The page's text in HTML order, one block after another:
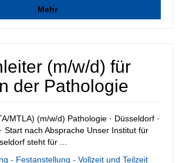
Mehr
(m/w/d) für
der Pathologie
MTLA) (m/w/d) Pathologie · Düsseldorf ·
Start nach Absprache Unser Institut für
steht für ...
- Festanstellung - Vollzeit und Teilzeit